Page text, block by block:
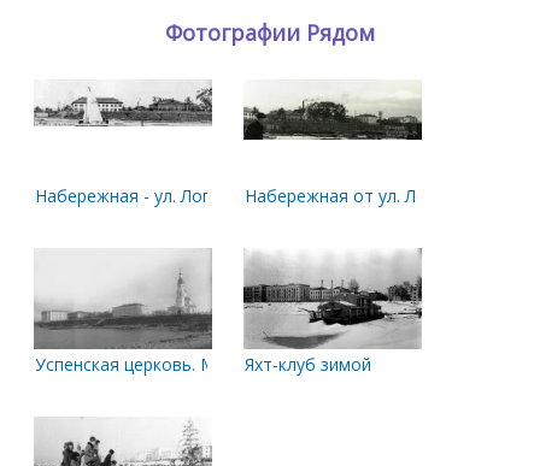
Фотографии Рядом
Набережная - ул. ЛогиноваНабережная от ул. Логинова в
Успенская церковь. Мореходное и техническое училище
Яхт-клуб зимой